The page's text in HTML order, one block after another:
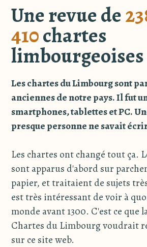
Une revue de
410chartes
limbourgeoises
Les chartes du Limbourg sont
anciennes de notre pays. Il fut
smartphones, tablettes et PC.
presque personne ne savait
Les chartes ont changé tout ça.
sont apparus d'abord sur
papier, et traitaient de sujets
est très intéressant de voir à
monde avant 1300. C'est ce que
Chartes du Limbourg voudrait
sur ce site web.